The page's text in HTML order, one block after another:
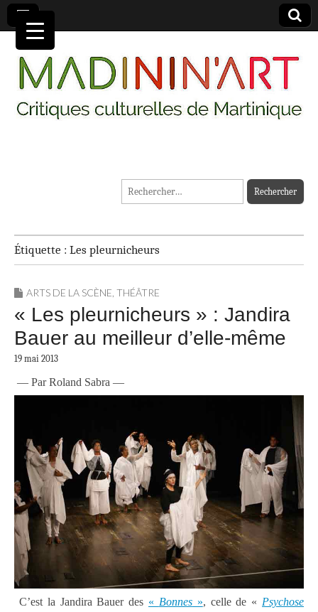
MADININ'ART
Rechercher :
Étiquette : Les pleurnicheurs
ARTS DE LA SCÈNE, THÉÂTRE
« Les pleurnicheurs » : Jandira
Bauer au meilleur d’elle-même
19 mai 2013
— Par Roland Sabra —
C’est la Jandira Bauer des « Bonnes», celle de « Psychose